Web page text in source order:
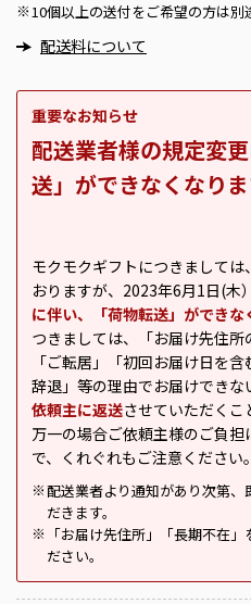
※ 10個以上の送付をご希望の方は別
配送料について
重要なお知らせ
配送業者様の規定変
送」ができなくなりま
モクモクギフトにつきまして
おりますが、2023年6月1日(木
に伴い、「荷物転送」ができな
つきましては、「お届け先住所
「ご転居」「初回お届け日を
辞退」等の理由でお届けできな
依頼主に返送させていただくこ
万一の場合ご依頼主様のご負
で、くれぐれもご注意ください。
※ 配送業者より通知があり次第
だきます。
※
「お届け先住所」「長期不在
ださい。